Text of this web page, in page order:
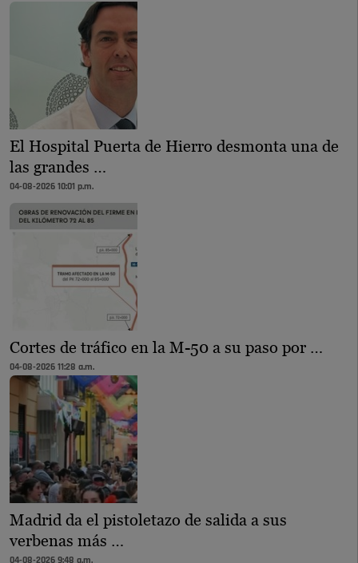
El Hospital Puerta de Hierro desmonta una de
las grandes …
04-08-2026 10:01 p.m.
Cortes de tráfico en la M-50 a su paso por …
04-08-2026 11:28 a.m.
Madrid da el pistoletazo de salida a sus
verbenas más …
04-08-2026 9:48 a.m.